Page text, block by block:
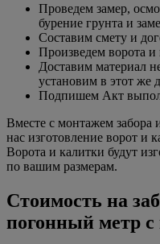
Проведем замер,
бурение грунта и
Составим смету и
Произведем ворота и
Доставим материал
установим в этот же
Подпишем Акт
Вместе с монтажем забора
нас изготовление ворот и
Ворота и калитки будут
по вашим размерам.
Стоимость на
погонный метр с